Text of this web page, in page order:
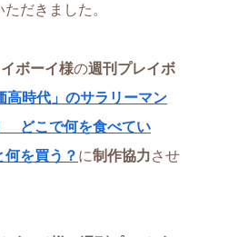
だきました。
ボーイ様の週刊プレイボ
高時代」のサラリーマン
どこで何を食べてい
を買う？ に制作協力させ